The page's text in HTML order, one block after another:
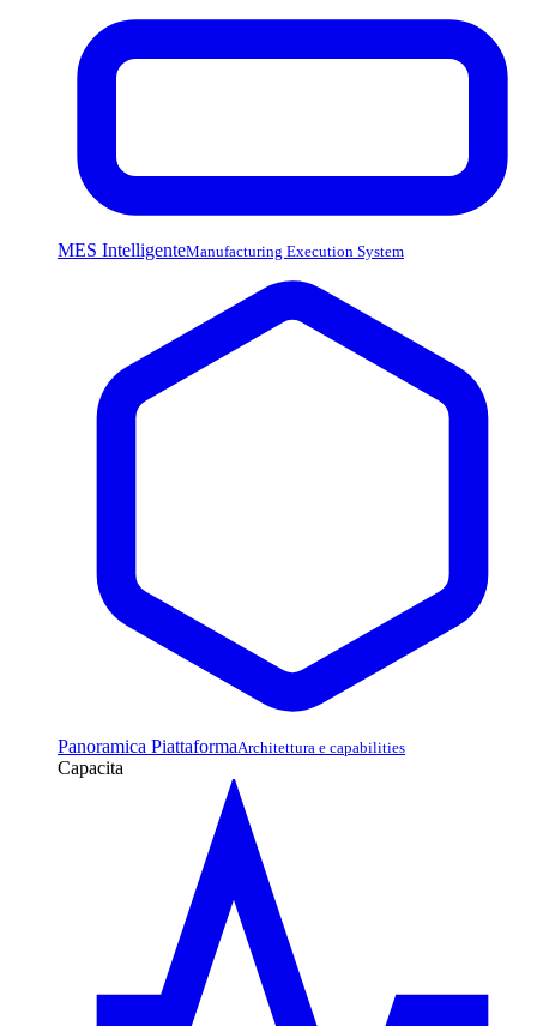
MES IntelligenteManufacturing Execution System
Panoramica PiattaformaArchitettura e capabilities
Capacita